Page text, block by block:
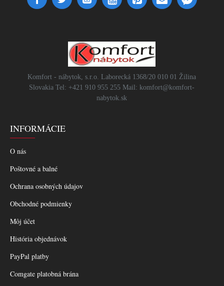
Komfort - nábytok, s.r.o. Laborecká 1368/20 010 01 Žilina
Slovakia Tel: +421 910 955 255 Mail: komfort@komfort-
nabytok.sk
INFORMÁCIE
O nás
Poštovné a balné
Ochrana osobných údajov
Obchodné podmienky
Môj účet
História objednávok
PayPal platby
Comgate platobná brána